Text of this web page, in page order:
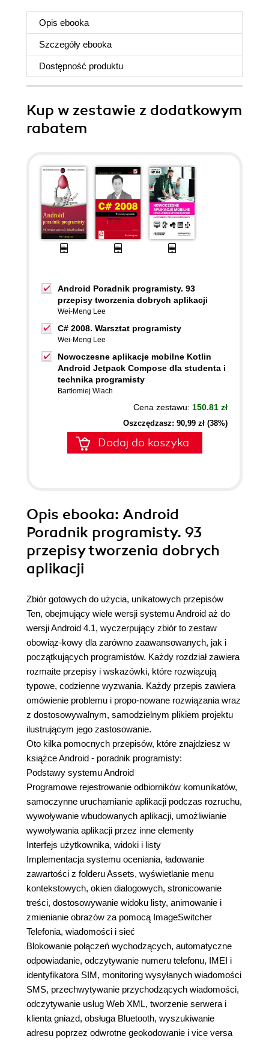
Opis ebooka
Szczegóły ebooka
Dostępność produktu
Kup w zestawie z dodatkowym
rabatem
Android Poradnik programisty. 93
przepisy tworzenia dobrych aplikacji
Wei-Meng Lee
C# 2008. Warsztat programisty
Wei-Meng Lee
Nowoczesne aplikacje mobilne Kotlin
Android Jetpack Compose dla studenta i
technika programisty
Bartłomiej Wlach
Cena zestawu: 150.81 zł
Oszczędzasz: 90,99 zł (38%)
Dodaj do koszyka
Opis ebooka: Android
Poradnik programisty. 93
przepisy tworzenia dobrych
aplikacji
Zbiór gotowych do użycia, unikatowych przepisów
Ten, obejmujący wiele wersji systemu Android aż do
wersji Android 4.1, wyczerpujący zbiór to zestaw
obowiąz-kowy dla zarówno zaawansowanych, jak i
początkujących programistów. Każdy rozdział zawiera
rozmaite przepisy i wskazówki, które rozwiązują
typowe, codzienne wyzwania. Każdy przepis zawiera
omówienie problemu i propo-nowane rozwiązania wraz
z dostosowywalnym, samodzielnym plikiem projektu
ilustrującym jego zastosowanie.
Oto kilka pomocnych przepisów, które znajdziesz w
książce Android - poradnik programisty:
Podstawy systemu Android
Programowe rejestrowanie odbiorników komunikatów,
samoczynne uruchamianie aplikacji podczas rozruchu,
wywoływanie wbudowanych aplikacji, umożliwianie
wywoływania aplikacji przez inne elementy
Interfejs użytkownika, widoki i listy
Implementacja systemu oceniania, ładowanie
zawartości z folderu Assets, wyświetlanie menu
kontekstowych, okien dialogowych, stronicowanie
treści, dostosowywanie widoku listy, animowanie i
zmienianie obrazów za pomocą ImageSwitcher
Telefonia, wiadomości i sieć
Blokowanie połączeń wychodzących, automatyczne
odpowiadanie, odczytywanie numeru telefonu, IMEI i
identyfikatora SIM, monitoring wysyłanych wiadomości
SMS, przechwytywanie przychodzących wiadomości,
odczytywanie usług Web XML, tworzenie serwera i
klienta gniazd, obsługa Bluetooth, wyszukiwanie
adresu poprzez odwrotne geokodowanie i vice versa